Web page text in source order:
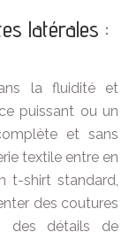
latérales :
la fluidité et
puissant ou un
et sans
textile entre en
t-shirt standard,
des coutures
des détails de